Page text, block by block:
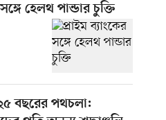
হেলথ পান্ডার চুক্তি
২৫ বছরের পথচলা: